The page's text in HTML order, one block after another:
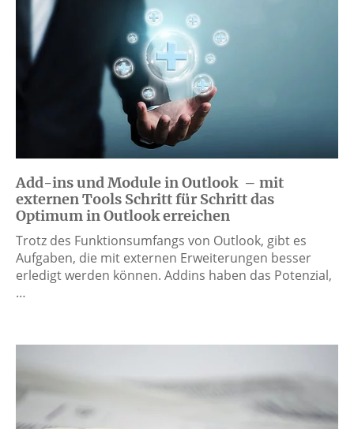
Add-ins und Module in Outlook – mit
externen Tools Schritt für Schritt das
Optimum in Outlook erreichen
Trotz des Funktionsumfangs von Outlook, gibt es
Aufgaben, die mit externen Erweiterungen besser
erledigt werden können. Addins haben das Potenzial,
…